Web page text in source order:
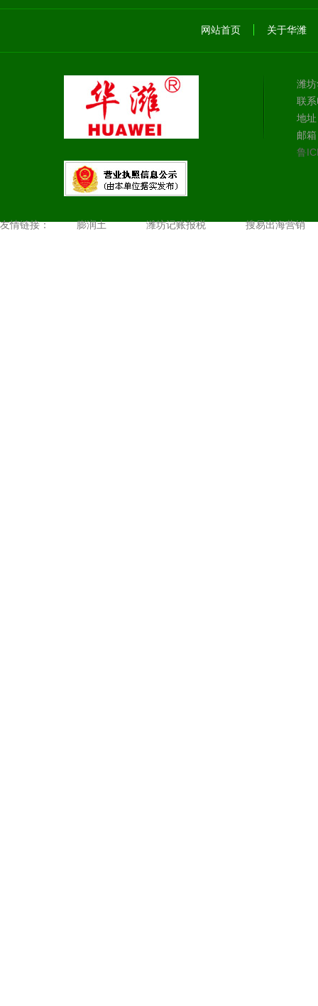
网站首页 关于华潍
潍
联
地
邮
鲁
友情链接： 膨润土 潍坊记账报税 搜易出海营销